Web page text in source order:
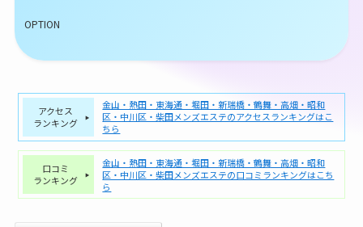
OPTION
アクセス
ランキング
金山・熱田・東海通・堀田・新瑞橋・鶴舞・高畑・昭和
区・中川区・柴田メンズエステのアクセスランキングはこ
ちら
口コミ
ランキング
金山・熱田・東海通・堀田・新瑞橋・鶴舞・高畑・昭和
区・中川区・柴田メンズエステの口コミランキングはこち
ら